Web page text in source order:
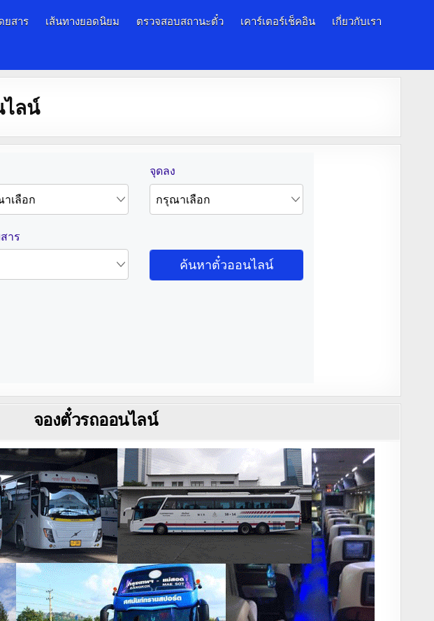
ยสาร เส้นทางยอดนิยม ตรวจสอบสถานะตั๋ว เคาร์เตอร์เช็คอิน
เกี่ยวกับเรา
ลน์
จองตั๋วรถออนไลน์